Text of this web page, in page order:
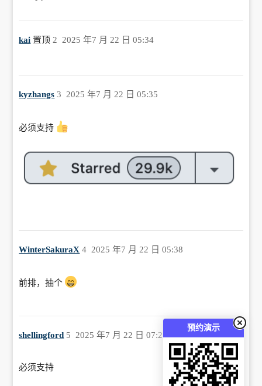
预约演示
kai 置顶 2025 年7 月 22 日 05:34
2
kyzhangs 2025 年7 月 22 日 05:35
3
必须支持
WinterSakuraX 2025 年7 月 22 日 05:38
4
前排，抽个
shellingford 2025 年7 月 22 日 07:23
5
必须支持